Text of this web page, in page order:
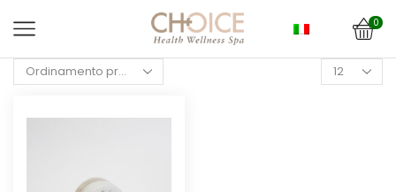
0
Products
per